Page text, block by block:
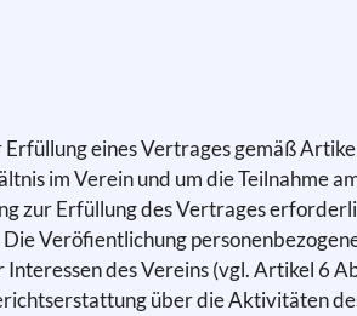
eines Vertrages gemäß
im Verein und um die Teilnahme
zur Erfüllung des Vertrages
Veröfientlichung
des Vereins (vgl. Artikel 6
über die Aktivitäten